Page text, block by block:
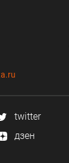
twitter
дзен